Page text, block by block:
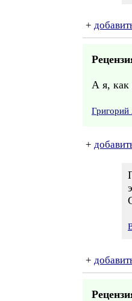
+
А я, как
Григорий
+
+